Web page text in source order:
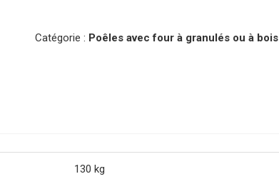
Catégorie : Poêles avec four à granulés ou à bois
130 kg